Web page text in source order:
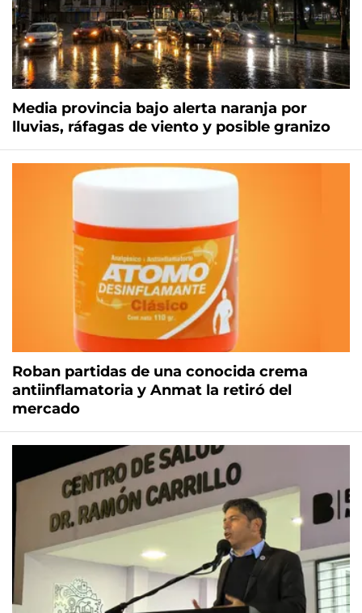
Media provincia bajo alerta naranja por
lluvias, ráfagas de viento y posible granizo
Roban partidas de una conocida crema
antiinflamatoria y Anmat la retiró del
mercado